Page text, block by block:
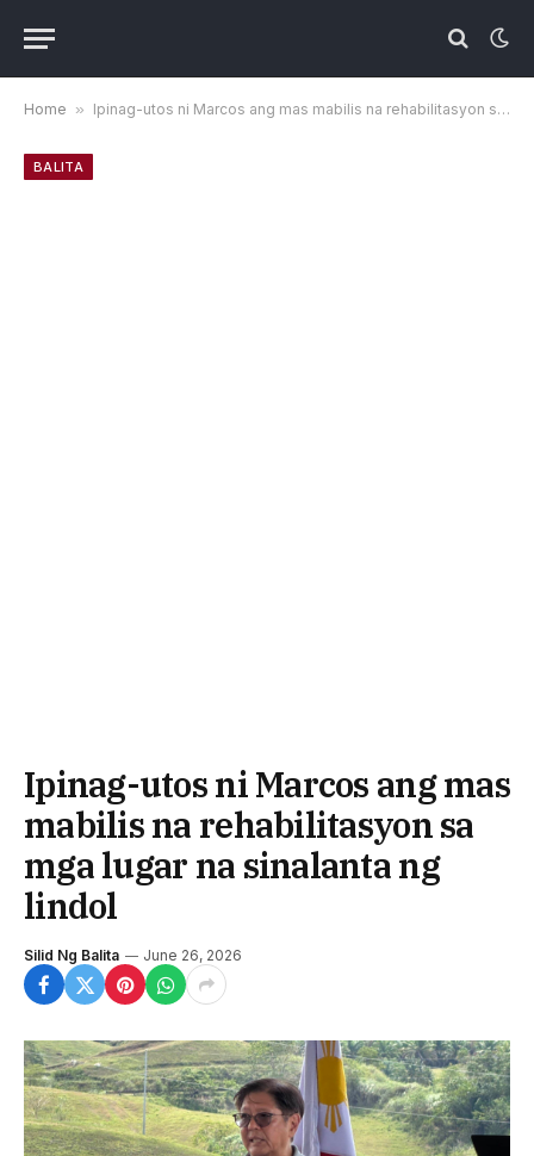
Home » Ipinag-utos ni Marcos ang mas mabilis na rehabilitasyon sa mga lugar na sinalanta ng lindol
BALITA
Ipinag-utos ni Marcos ang mas
mabilis na rehabilitasyon sa
mga lugar na sinalanta ng
lindol
Silid Ng Balita June 26, 2026